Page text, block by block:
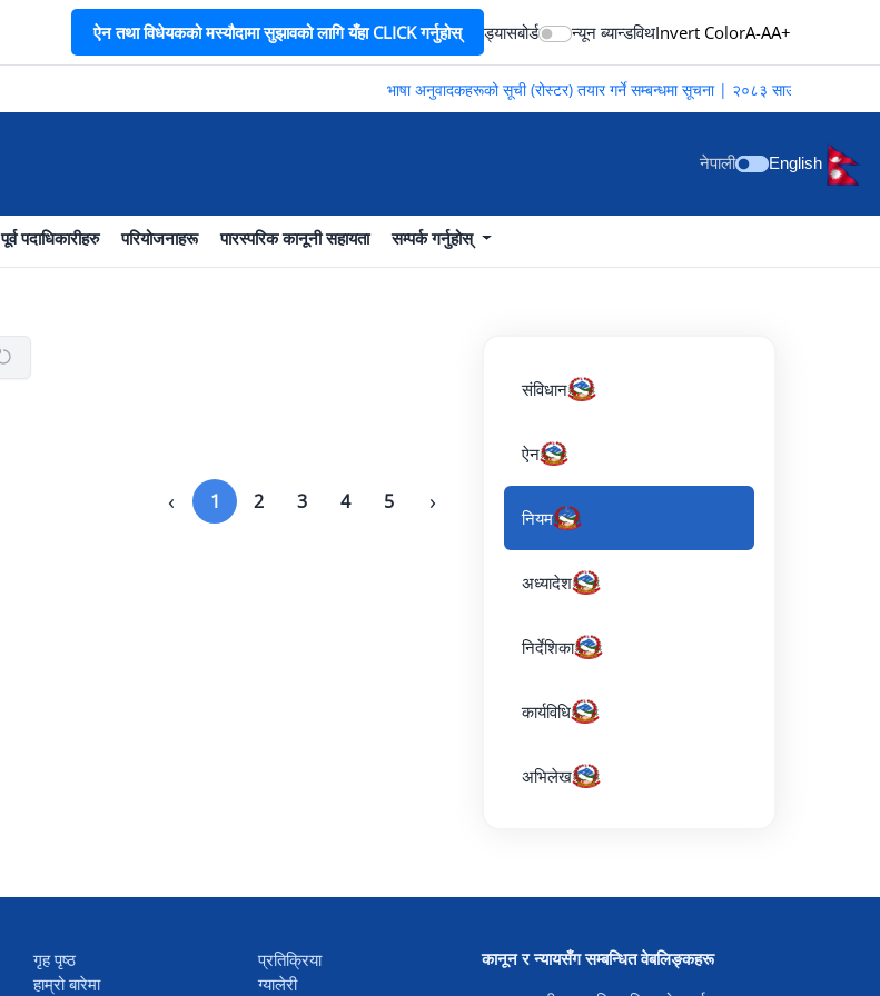
ऐन तथा विधेयकको मस्यौदामा सुझावको लागि यँहा CLICK गर्नुहोस् ड्यासबोर्ड न्यून ब्यान्डविथInvert ColorA-AA+
भाषा अनुवादकहरूको सूची (रोस्टर) तयार गर्ने सम्बन्धमा सूचना | २०८३ साउन २०
नेपाली English
पूर्व पदाधिकारीहरु परियोजनाहरू पारस्परिक कानूनी सहायता सम्पर्क गर्नुहोस्
संविधान
ऐन
नियम
अध्यादेश
निर्देशिका
कार्यविधि
अभिलेख
‹ 1 2 3 4 5 ›
गृह पृष्ठ
हाम्रो बारेमा
प्रतिक्रिया
ग्यालेरी
कानून र न्यायसँग सम्बन्धित वेबलिङ्कहरू